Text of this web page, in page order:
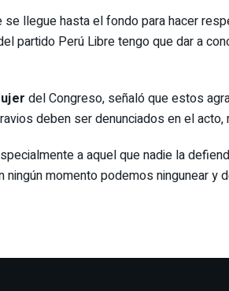
se llegue hasta el fondo para hacer
partido Perú Libre tengo que dar a
del Congreso, señaló que estos
deben ser denunciados en el
a aquel que nadie la
momento podemos ningunear y